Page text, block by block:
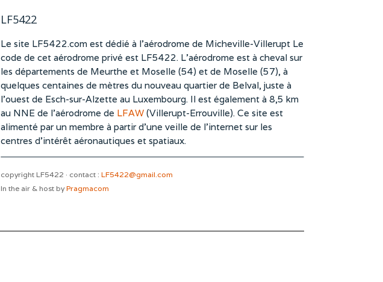
LF5422
Le site LF5422.com est dédié à l’aérodrome de Micheville-Villerupt Le
code de cet aérodrome privé est LF5422. L’aérodrome est à cheval sur
les départements de Meurthe et Moselle (54) et de Moselle (57), à
quelques centaines de mètres du nouveau quartier de Belval, juste à
l’ouest de Esch-sur-Alzette au Luxembourg. Il est également à 8,5 km
au NNE de l’aérodrome de LFAW(Villerupt-Errouville). Ce site est
alimenté par un membre à partir d’une veille de l’internet sur les
centres d’intérêt aéronautiques et spatiaux.
copyright LF5422 · contact : LF5422@gmail.com
In the air & host byPragmacom